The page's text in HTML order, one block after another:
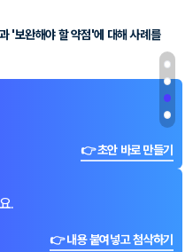
'보완해야 할 약점'에 대해 사례를
👉 초안 바로 만들기
.
👉 내용 붙여넣고 첨삭하기